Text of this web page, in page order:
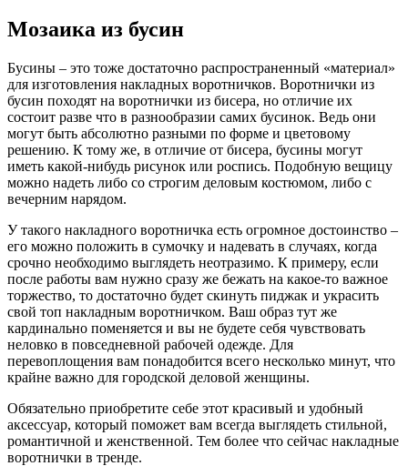
Мозаика из бусин
Бусины – это тоже достаточно распространенный «материал»
для изготовления накладных воротничков. Воротнички из
бусин походят на воротнички из бисера, но отличие их
состоит разве что в разнообразии самих бусинок. Ведь они
могут быть абсолютно разными по форме и цветовому
решению. К тому же, в отличие от бисера, бусины могут
иметь какой-нибудь рисунок или роспись. Подобную вещицу
можно надеть либо со строгим деловым костюмом, либо с
вечерним нарядом.
У такого накладного воротничка есть огромное достоинство –
его можно положить в сумочку и надевать в случаях, когда
срочно необходимо выглядеть неотразимо. К примеру, если
после работы вам нужно сразу же бежать на какое-то важное
торжество, то достаточно будет скинуть пиджак и украсить
свой топ накладным воротничком. Ваш образ тут же
кардинально поменяется и вы не будете себя чувствовать
неловко в повседневной рабочей одежде. Для
перевоплощения вам понадобится всего несколько минут, что
крайне важно для городской деловой женщины.
Обязательно приобретите себе этот красивый и удобный
аксессуар, который поможет вам всегда выглядеть стильной,
романтичной и женственной. Тем более что сейчас накладные
воротнички в тренде.